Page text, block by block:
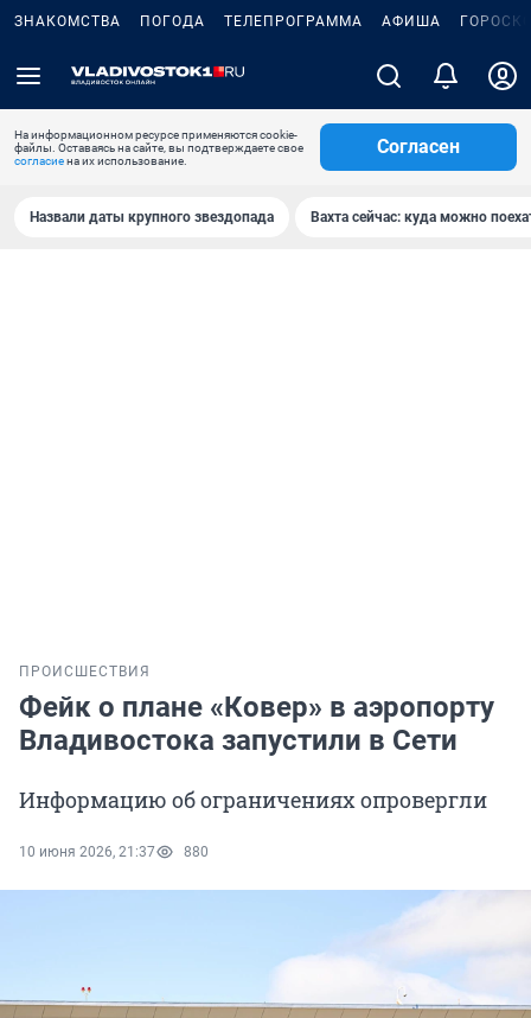
ЗНАКОМСТВА ПОГОДА ТЕЛЕПРОГРАММА АФИША
На информационном ресурсе применяются cookie-
файлы. Оставаясь на сайте, вы подтверждаете свое
согласиена их использование.
Согласен
Назвали даты крупного звездопада Вахта сейчас: куда можно
ПРОИСШЕСТВИЯ
Фейк о плане «Ковер» в аэропорту
Владивостока запустили в Сети
Информацию об ограничениях опровергли
10 июня 2026, 21:37 880